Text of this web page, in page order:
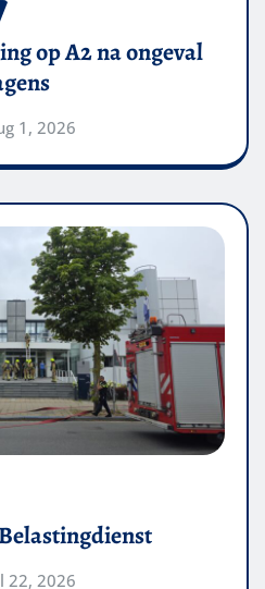
op A2 na ongeval
1, 2026
22, 2026